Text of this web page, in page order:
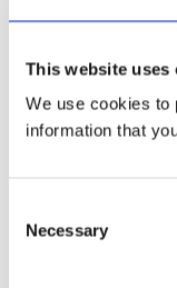
This website uses
We use cookies to
information that
Selection
Necessary